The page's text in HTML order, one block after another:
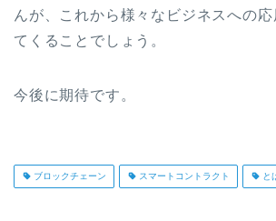
んが、これから様々な ビジネスへの
てくることでしょう。
今後に期待です。
ブロックチェーン スマートコントラクト と